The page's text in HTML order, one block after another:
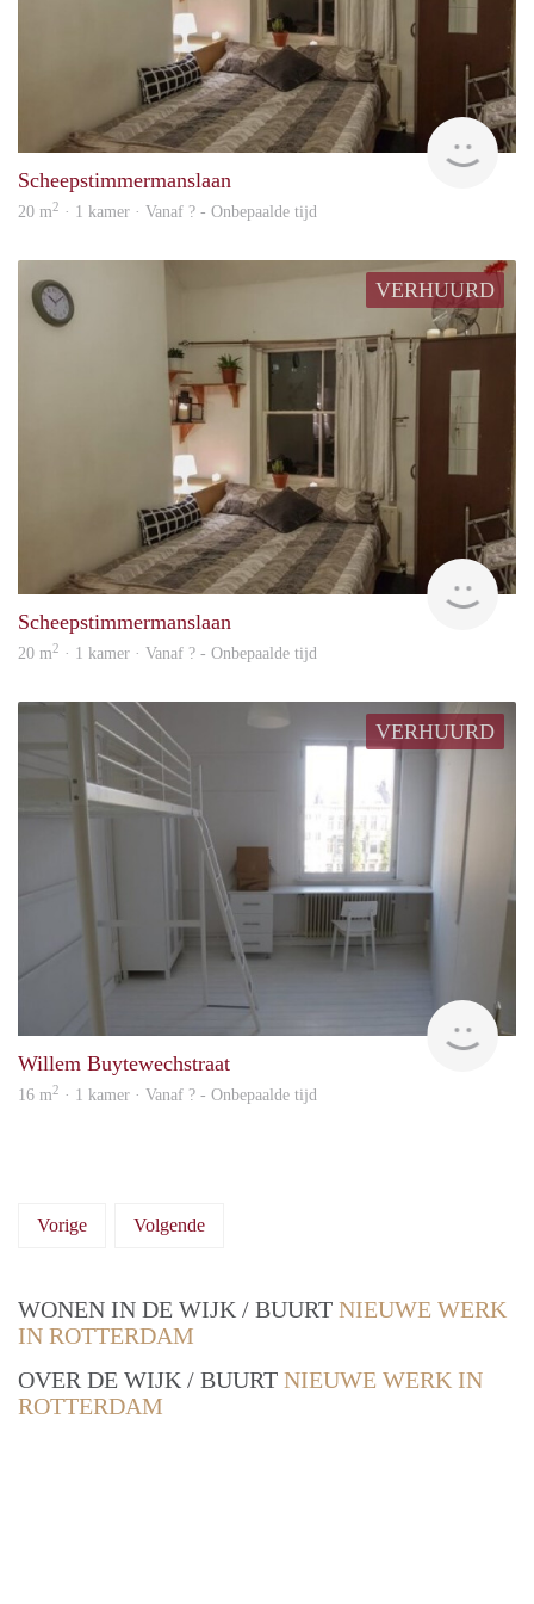
Scheepstimmermanslaan
20 m2 · 1 kamer · Vanaf ? - Onbepaalde tijd
VERHUURD
rent
Scheepstimmermanslaan
20 m2 · 1 kamer · Vanaf ? - Onbepaalde tijd
VERHUURD
Willem Buytewechstraat
16 m2 · 1 kamer · Vanaf ? - Onbepaalde tijd
Vorige Volgende
WONEN IN DE WIJK / BUURT NIEUWE WERK
IN ROTTERDAM
OVER DE WIJK / BUURT NIEUWE WERK IN
ROTTERDAM